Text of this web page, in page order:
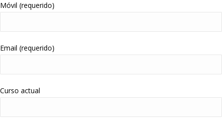
Móvil (requerido)
Email (requerido)
Curso actual